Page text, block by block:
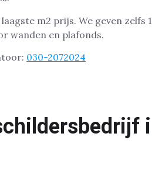
m2 prijs. We geven zelfs
wanden en plafonds.
030-2072024